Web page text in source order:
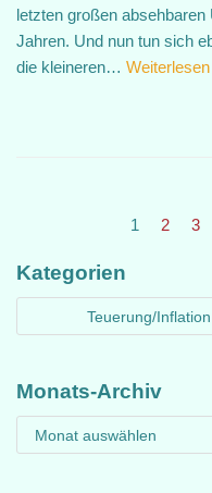
letzten großen
Jahren. Und nun tun sich
die kleineren…
1 2 3
Kategorien
Monats-Archiv